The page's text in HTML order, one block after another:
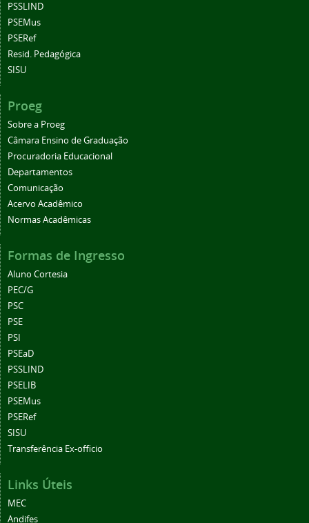
PSSLIND
PSEMus
PSERef
Resid. Pedagógica
SISU
Proeg
Sobre a Proeg
Câmara Ensino de Graduação
Procuradoria Educacional
Departamentos
Comunicação
Acervo Acadêmico
Normas Acadêmicas
Formas de Ingresso
Aluno Cortesia
PEC/G
PSC
PSE
PSI
PSEaD
PSSLIND
PSELIB
PSEMus
PSERef
SISU
Transferência Ex-officio
Links Úteis
MEC
Andifes